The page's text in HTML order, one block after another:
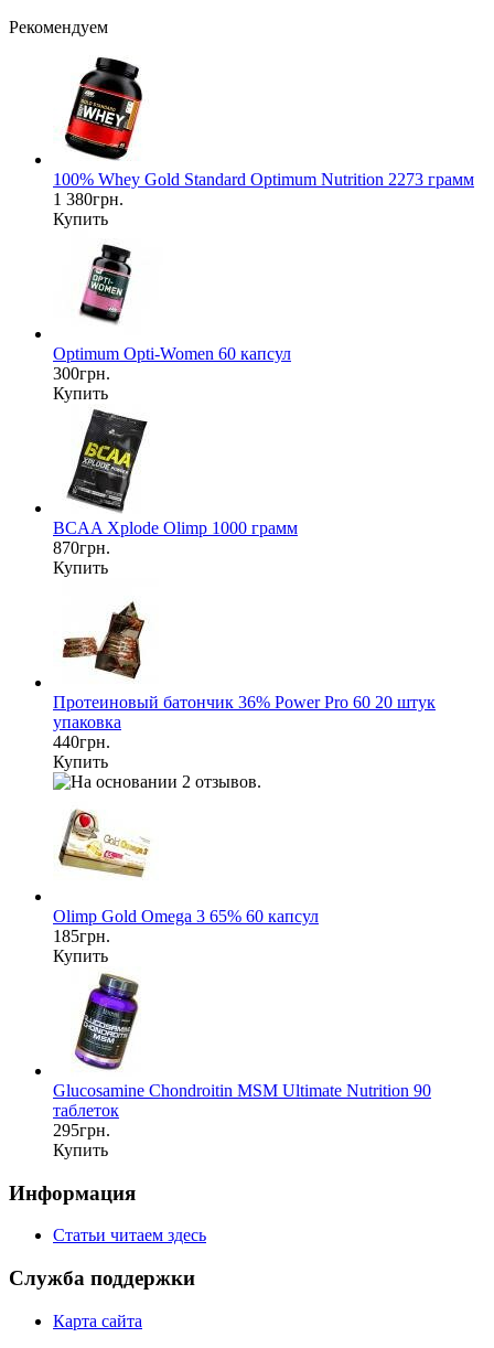
Рекомендуем
100% Whey Gold Standard Optimum Nutrition 2273 грамм
1 380грн.
Купить
Optimum Opti-Women 60 капсул
300грн.
Купить
BCAA Xplode Olimp 1000 грамм
870грн.
Купить
Протеиновый батончик 36% Power Pro 60 20 штук
упаковка
440грн.
Купить
Olimp Gold Omega 3 65% 60 капсул
185грн.
Купить
Glucosamine Chondroitin MSM Ultimate Nutrition 90
таблеток
295грн.
Купить
Информация
Статьи читаем здесь
Служба поддержки
Карта сайта